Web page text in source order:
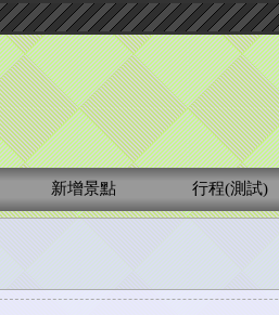
新增景點 行程(測試)